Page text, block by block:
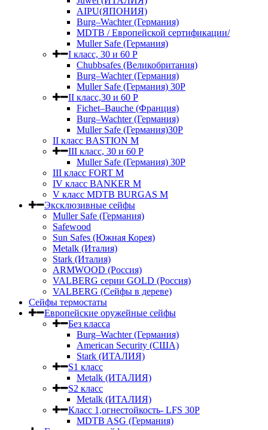
AIPU(ЯПОНИЯ)
Burg–Wachter (Германия)
MDTB / Европейской сертификации/
Muller Safe (Германия)
I класс, 30 и 60 P
Chubbsafes (Великобритания)
Burg–Wachter (Германия)
Muller Safe (Германия) 30Р
II класс,30 и 60 P
Fichet–Bauche (Франция)
Burg–Wachter (Германия)
Muller Safe (Германия)30P
II класс BASTION M
III класс, 30 и 60 P
Muller Safe (Германия) 30Р
III класс FORT M
IV класс BANKER M
V класс МDTB BURGAS M
Эксклюзивные сейфы
Muller Safe (Германия)
Safewood
Sun Safes (Южная Корея)
Metalk (Италия)
Stark (Италия)
ARMWOOD (Россия)
VALBERG серии GOLD (Россия)
VALBERG (Сейфы в дереве)
Сейфы термостаты
Европейские оружейные сейфы
Без класса
Burg–Wachter (Германия)
American Security (США)
Stark (ИТАЛИЯ)
S1 класс
Metalk (ИТАЛИЯ)
S2 класс
Metalk (ИТАЛИЯ)
Класс 1,огнестойкость- LFS 30P
MDTB ASG (Германия)